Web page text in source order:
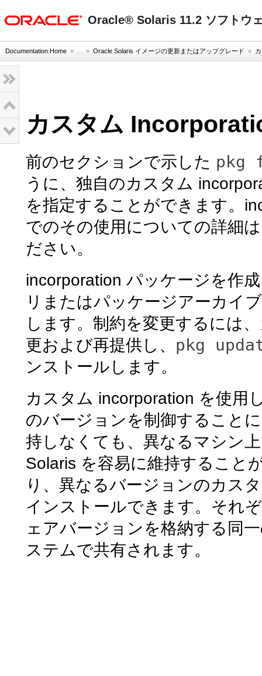
Oracle® Solaris 11.2 ソフトウ
Documentation Home » ... » Oracle Solaris イメージの更新またはアップグレード »
カスタム
前のセクションで示した pkg
うに、独自のカスタム
を指定することができます。
でのその使用についての詳細
ださい。
incorporation パッケージを作
リまたはパッケージアーカイ
します。制約を変更するには
更および再提供し、 pkg
ンストールします。
カスタム incorporation を使用
のバージョンを制御すること
持しなくても、異なるマシン
Solaris を容易に維持すること
り、異なるバージョンのカス
インストールできます。それ
ェアバージョンを格納する同
ステムで共有されます。